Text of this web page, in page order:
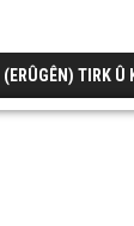
TIRK Û